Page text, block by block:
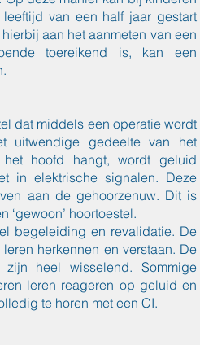
van een half jaar gestart
aan het aanmeten van een
toereikend is, kan een
dat middels een operatie wordt
uitwendige gedeelte van het
hoofd hangt, wordt geluid
in elektrische signalen. Deze
aan de gehoorzenuw. Dit is
‘gewoon’ hoortoestel.
begeleiding en revalidatie. De
herkennen en verstaan. De
heel wisselend. Sommige
leren reageren op geluid en
te horen met een CI.